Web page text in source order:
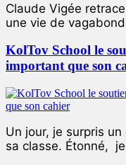
Claude Vigée
une vie de
KolTov School le
important que son
Un jour, je surpris
sa classe. Étonné,